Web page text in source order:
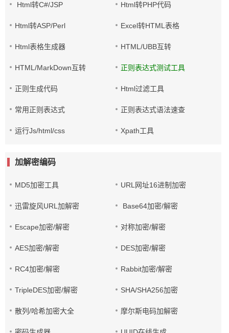
Html转C#/JSP Html转PHP代码
Html转ASP/Perl Excel转HTML表格
Html表格生成器 HTML/UBB互转
HTML/MarkDown互转 正则表达式测试工具
正则生成代码 Html过滤工具
常用正则表达式 正则表达式语法速查
运行Js/html/css Xpath工具
加解密编码
MD5加密工具 URL网址16进制加密
迅雷旋风URL加解密 Base64加密/解密
Escape加密/解密 对称加密/解密
AES加密/解密 DES加密/解密
RC4加密/解密 Rabbit加密/解密
TripleDES加密/解密 SHA/SHA256加密
散列/哈希加密大全 摩尔斯电码加解密